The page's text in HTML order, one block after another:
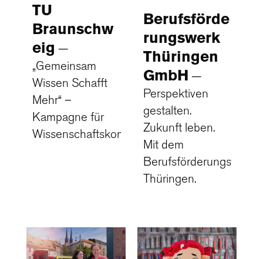
TU
Braunschw
eig
„Gemeinsam
Wissen Schafft
Mehr“ –
Kampagne für
Wissenschaftskommunikation
Berufsförde
rungswerk
Thüringen
GmbH
Perspektiven
gestalten.
Zukunft leben.
Mit dem
Berufsförderungswerk
Thüringen.